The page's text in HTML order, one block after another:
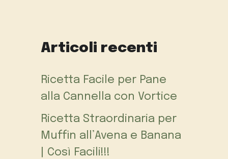
Articoli recenti
Ricetta Facile per Pane
alla Cannella con Vortice
Ricetta Straordinaria per
Muffin all’Avena e Banana
| Così Facili!!!